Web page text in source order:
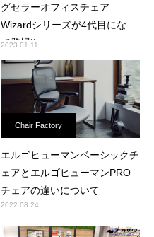
グセラーオフィスチェア
Wizardシリーズが4代目になっ
て登場!!
2023.01.11
Chair Factory
エルゴヒューマンベーシックチ
ェアとエルゴヒューマンPRO
チェアの違いについて
2022.08.24